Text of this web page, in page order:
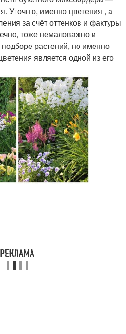
Уточню, именно цветения , а
за счёт оттенков и фактуры
тоже немаловажно и
подборе растений, но именно
является одной из его